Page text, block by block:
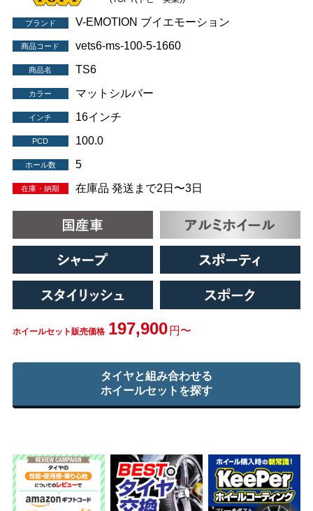
ブランド V-EMOTION ブイエモーション
商品コード vets6-ms-100-5-1660
商品名 TS6
カラー マットシルバー
インチ 16インチ
PCD 100.0
ホール数 5
在庫・納期 在庫品 発送まで2日〜3日
ホイールセット販売価格 197,900 円〜
タイヤと組み合わせる
ホイールセットを探す